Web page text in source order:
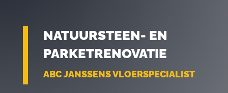
NATUURSTEEN- EN
PARKETRENOVATIE
ABC JANSSENS VLOERSPECIALIST